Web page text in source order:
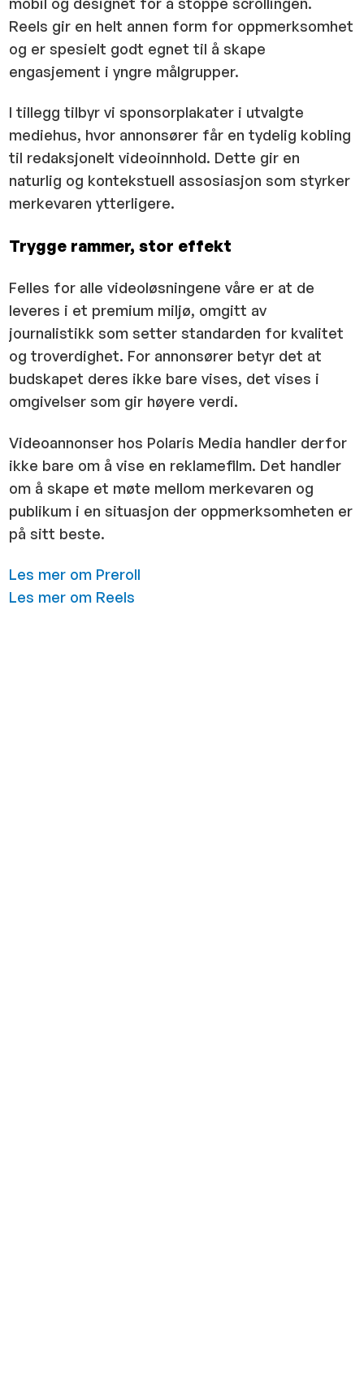
Reels gir en helt annen form for oppmerksomhet
og er spesielt godt egnet til å skape
engasjement i yngre målgrupper.
I tillegg tilbyr vi sponsorplakater i utvalgte
mediehus, hvor annonsører får en tydelig kobling
til redaksjonelt videoinnhold. Dette gir en
naturlig og kontekstuell assosiasjon som styrker
merkevaren ytterligere.
Trygge rammer, stor effekt
Felles for alle videoløsningene våre er at de
leveres i et premium miljø, omgitt av
journalistikk som setter standarden for kvalitet
og troverdighet. For annonsører betyr det at
budskapet deres ikke bare vises, det vises i
omgivelser som gir høyere verdi.
Videoannonser hos Polaris Media handler derfor
ikke bare om å vise en reklamefilm. Det handler
om å skape et møte mellom merkevaren og
publikum i en situasjon der oppmerksomheten er
på sitt beste.
Les mer om Preroll
Les mer om Reels